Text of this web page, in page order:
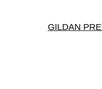
GILDAN